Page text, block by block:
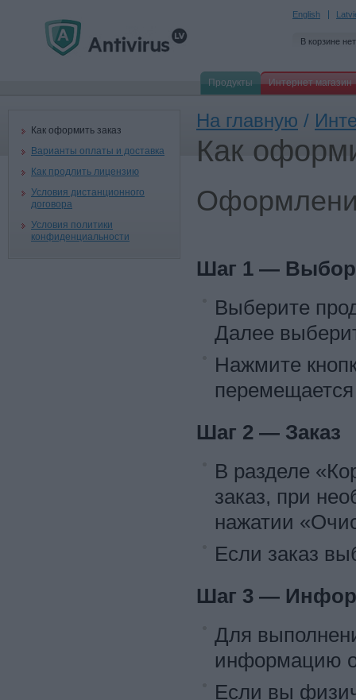
English
В корзине
Продукты Интернет магазин
Как оформить заказ
Варианты оплаты и доставка
Как продлить лицензию
Условия дистанционного
договора
Условия политики
конфиденциальности
На главную /
Как
Шаг 1 — Выбор
Выберите
Далее
Нажмите
Шаг 2 — Заказ
В разделе
заказ, при
нажатии
Если заказ
Шаг 3 —
Для
информацию
Если вы